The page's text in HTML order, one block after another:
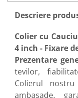
Descriere
Colier cu
4 inch - Fixare
Prezentare
tevilor,
Colierul
ambasade,